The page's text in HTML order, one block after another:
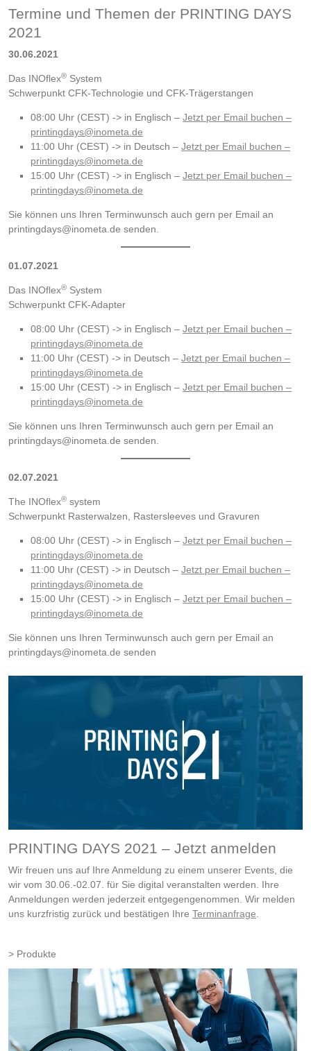
Termine und Themen der PRINTING DAYS
2021
30.06.2021
Das INOflex® System
Schwerpunkt CFK-Technologie und CFK-Trägerstangen
08:00 Uhr (CEST) -> in Englisch –Jetzt per Email buchen –
printingdays@inometa.de
11:00 Uhr (CEST) -> in Deutsch –Jetzt per Email buchen –
printingdays@inometa.de
15:00 Uhr (CEST) -> in Englisch –Jetzt per Email buchen –
printingdays@inometa.de
Sie können uns Ihren Terminwunsch auch gern per Email an
printingdays@inometa.de senden.
01.07.2021
Das INOflex® System
Schwerpunkt CFK-Adapter
08:00 Uhr (CEST) -> in Englisch –Jetzt per Email buchen –
printingdays@inometa.de
11:00 Uhr (CEST) -> in Deutsch –Jetzt per Email buchen –
printingdays@inometa.de
15:00 Uhr (CEST) -> in Englisch –Jetzt per Email buchen –
printingdays@inometa.de
Sie können uns Ihren Terminwunsch auch gern per Email an
printingdays@inometa.de senden.
02.07.2021
The INOflex® system
Schwerpunkt Rasterwalzen, Rastersleeves und Gravuren
08:00 Uhr (CEST) -> in Englisch –Jetzt per Email buchen –
printingdays@inometa.de
11:00 Uhr (CEST) -> in Deutsch –Jetzt per Email buchen –
printingdays@inometa.de
15:00 Uhr (CEST) -> in Englisch –Jetzt per Email buchen –
printingdays@inometa.de
Sie können uns Ihren Terminwunsch auch gern per Email an
printingdays@inometa.de senden
PRINTING DAYS 2021 – Jetzt anmelden
Wir freuen uns auf Ihre Anmeldung zu einem unserer Events, die
wir vom 30.06.-02.07. für Sie digital veranstalten werden. Ihre
Anmeldungen werden jederzeit entgegengenommen. Wir melden
uns kurzfristig zurück und bestätigen Ihre Terminanfrage
Produkte